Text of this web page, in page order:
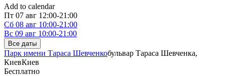
Add to calendar
Пт 07 авг 12:00-21:00
Сб 08 авг 10:00-21:00
Вс 09 авг 10:00-21:00
Все даты
Парк имени Тараса Шевченкобульвар Тараса Шевченка,
КиевКиев
Бесплатно